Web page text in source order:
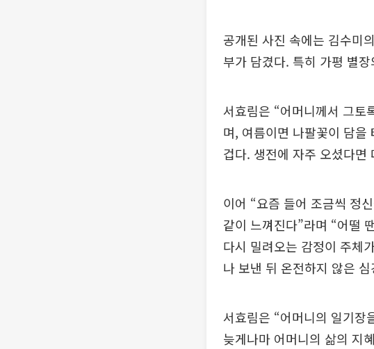
공개된 사진 속에는 김수미
부가 담겼다. 특히 가평 별
서효림은 “어머니께서 그토
며, 여름이면 나팔꽃이 담을
겁다. 생전에 자주 오셨다면
이어 “요즘 들어 조금씩 정
같이 느껴진다”라며 “어떨
다시 밀려오는 감정이 주체
나 보낸 뒤 온전하지 않은
서효림은 “어머니의 일기장
늦게나마 어머니의 삶의 지